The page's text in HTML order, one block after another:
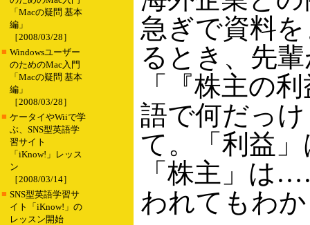
「Macの疑問 基本
編」
［2008/03/28］
■ Windowsユーザー
のためのMac入門
「Macの疑問 基本
編」
［2008/03/28］
■ ケータイやWiiで学
ぶ、SNS型英語学
習サイト
「iKnow!」レッス
ン
［2008/03/14］
■ SNS型英語学習サ
イト「iKnow!」の
レッスン開始
急ぎで資料
るとき、先
「『株主の
語で何だっ
て。「利益」
「株主」は
われてもわ